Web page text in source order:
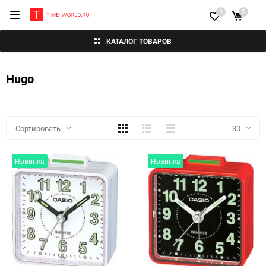
КАТАЛОГ ТОВАРОВ
0 0
Hugo
Сортировать ПлиткаПодробноКомпактно 30
30
60
90
150
Новинка Новинка